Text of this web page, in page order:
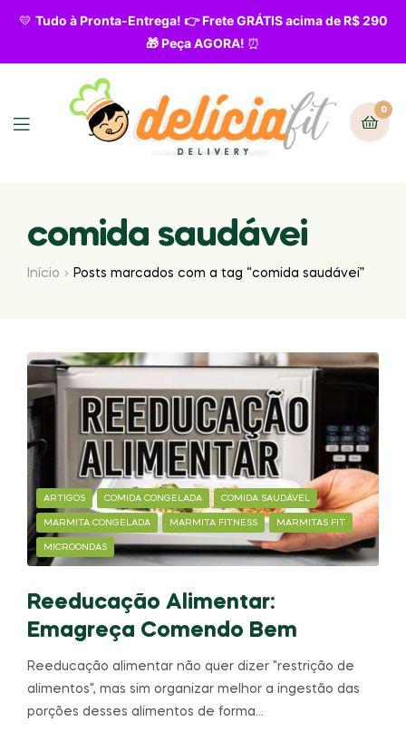
💛 Tudo à Pronta-Entrega! 👉 Frete GRÁTIS acima de R$ 290
🎁 Peça AGORA! ⏰
0
comida saudávei
Início Posts marcados com a tag “comida saudávei”
ARTIGOS COMIDA CONGELADA COMIDA SAUDÁVEL
MARMITA CONGELADA MARMITA FITNESS MARMITAS FIT
MICROONDAS
Reeducação Alimentar:
Emagreça Comendo Bem
Reeducação alimentar não quer dizer "restrição de
alimentos", mas sim organizar melhor a ingestão das
porções desses alimentos de forma…